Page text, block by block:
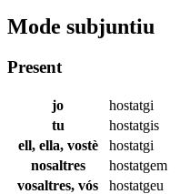
Mode subjuntiu
Present
jo
hostatgi
tu
hostatgis
ell, ella, vostè
hostatgi
nosaltres
hostatgem
vosaltres, vós
hostatgeu